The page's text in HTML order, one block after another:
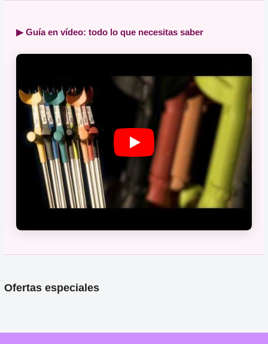
▶ Guía en vídeo: todo lo que necesitas saber
Ofertas especiales